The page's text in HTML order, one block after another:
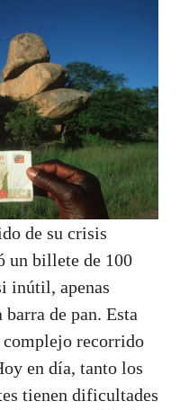
de su crisis
un billete de 100
inútil, apenas
de pan. Esta
recorrido
en día, tanto los
tienen dificultades